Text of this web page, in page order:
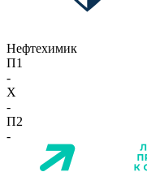
Нефтехимик
П1
-
X
-
П2
-